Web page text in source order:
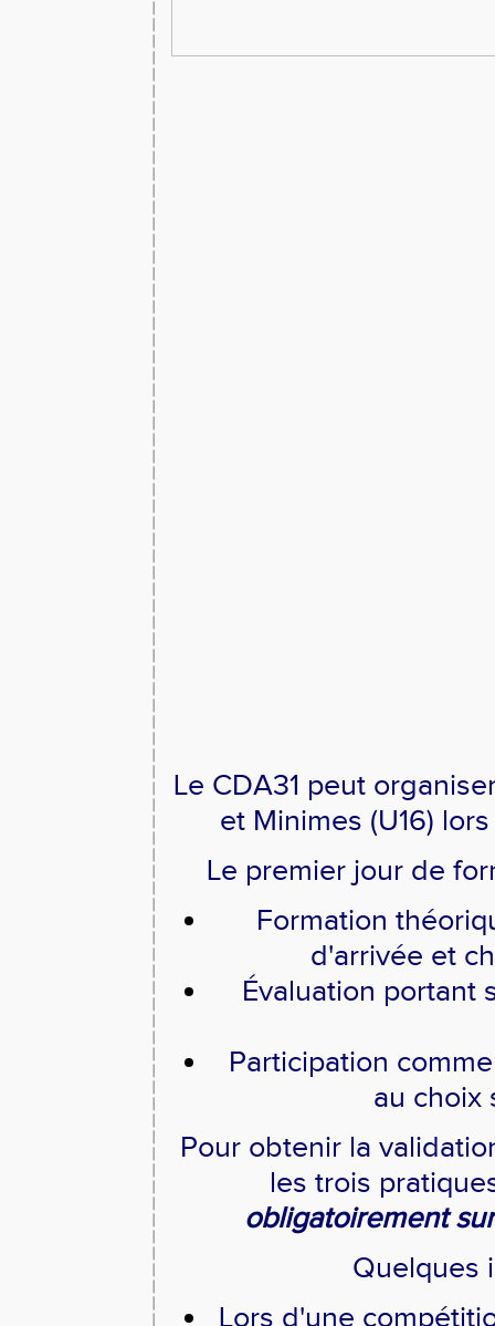
Le CDA31 peut
et Minimes (U16)
Le premier jour de
Formation
d'arrivée et
Évaluation portant
Participation
au choix
Pour obtenir la
les trois
obligatoirement
Quelques
Lors d'une